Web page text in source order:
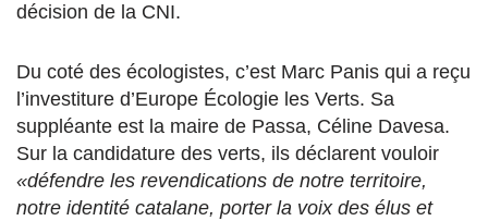
décision de la CNI.
Du coté des écologistes, c’est Marc Panis qui a reçu
l’investiture d’Europe Écologie les Verts. Sa
suppléante est la maire de Passa, Céline Davesa.
Sur la candidature des verts, ils déclarent vouloir
«défendre les revendications de notre territoire,
notre identité catalane, porter la voix des élus et